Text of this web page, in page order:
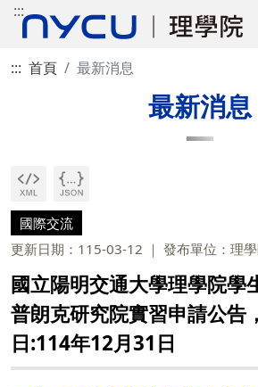
:::
::: 首頁 最新消息
最新消息
國際交流
更新日期：115-03-12
發布單位：理
國立陽明交通大學理學院學
普朗克研究院實習申請公告
日:114年12月31日